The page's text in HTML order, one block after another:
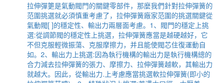
拉伸彈筻是氣動閥門的關鍵零部件，那麼我們針對拉伸彈簧的
范圍挑選就必須慎重考慮了，拉伸彈簧廠家范圍的挑選關鍵從
氣動閥[ ]的穩定性、輸出力兩層面考慮。1、閥門的穩定上挑
選:從調節閥的穩定性上挑選，拉伸彈簧應當是越硬越好，它
不但克服輕微振蕩、克服摩擦力，并且能使閥芯住復運動自
如。2、輸出力上挑選:因為執行機構的輸出力是執行機構總的
合力減去拉伸彈簧的張力、摩擦力、拉伸彈簧越軟，其輸出力
就越大。因此，從輸出力.上考慮應當挑選軟拉伸彈簧(即小的